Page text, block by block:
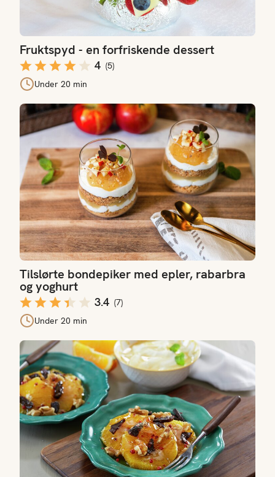
Fruktspyd - en forfriskende dessert
4 (5)
Under 20 min
Tilslørte bondepiker med epler, rabarbra
og yoghurt
3.4 (7)
Under 20 min
Tilslørte bondepiker med epler, rabarbra og yoghurt
Appelsindessert med dadler og valnøtter